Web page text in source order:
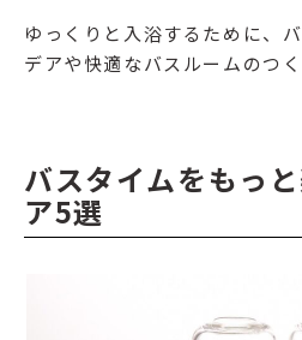
ゆっくりと入浴するために、
デアや快適なバスルームのつ
バスタイムをもっ
ア5選